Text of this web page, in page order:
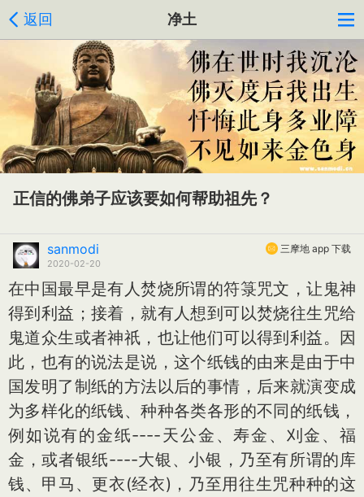
返回 净土
正信的佛弟子应该要如何帮助祖先？
三摩地 app 下载
sanmodi
2020-02-20
在中国最早是有人焚烧所谓的符箓咒文，让鬼神
得到利益；接着，就有人想到可以焚烧往生咒给
鬼道众生或者神祇，也让他们可以得到利益。因
此，也有的说法是说，这个纸钱的由来是由于中
国发明了制纸的方法以后的事情，后来就演变成
为多样化的纸钱、种种各类各形的不同的纸钱，
例如说有的金纸----天公金、寿金、刈金、福
金，或者银纸----大银、小银，乃至有所谓的库
钱、甲马、更衣(经衣)，乃至用往生咒种种的这